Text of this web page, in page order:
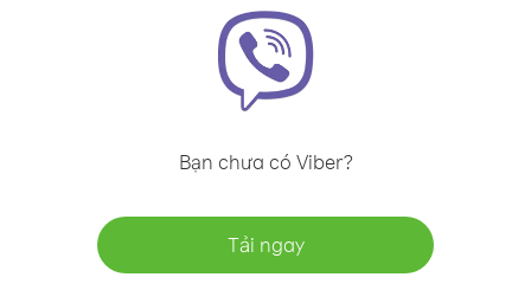
Bạn chưa có Viber?
Tải ngay